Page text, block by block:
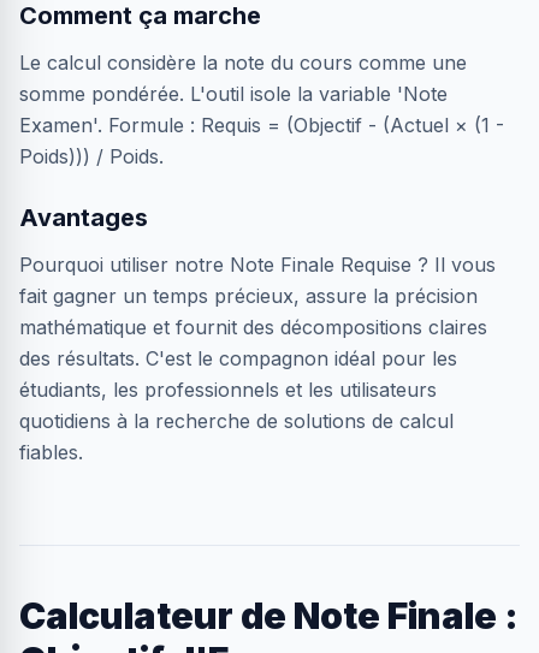
Comment ça marche
Le calcul considère la note du cours comme une
somme pondérée. L'outil isole la variable 'Note
Examen'. Formule : Requis = (Objectif - (Actuel × (1 -
Poids))) / Poids.
Avantages
Pourquoi utiliser notre Note Finale Requise ? Il vous
fait gagner un temps précieux, assure la précision
mathématique et fournit des décompositions claires
des résultats. C'est le compagnon idéal pour les
étudiants, les professionnels et les utilisateurs
quotidiens à la recherche de solutions de calcul
fiables.
Calculateur de Note Finale :